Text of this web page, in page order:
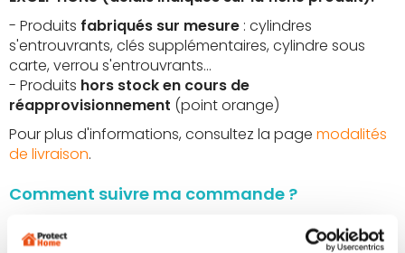
- Produits fabriqués sur mesure : cylindres
s'entrouvrants, clés supplémentaires, cylindre sous
carte, verrou s'entrouvrants...
- Produits hors stocken cours de
réapprovisionnement (point orange)
Pour plus d'informations, consultez la page modalités
de livraison.
Comment suivre ma commande ?
Le suivi de votre commande s’effectue via le
lien de
suivi qui vous a été envoyé par mail
. Ce lien vous